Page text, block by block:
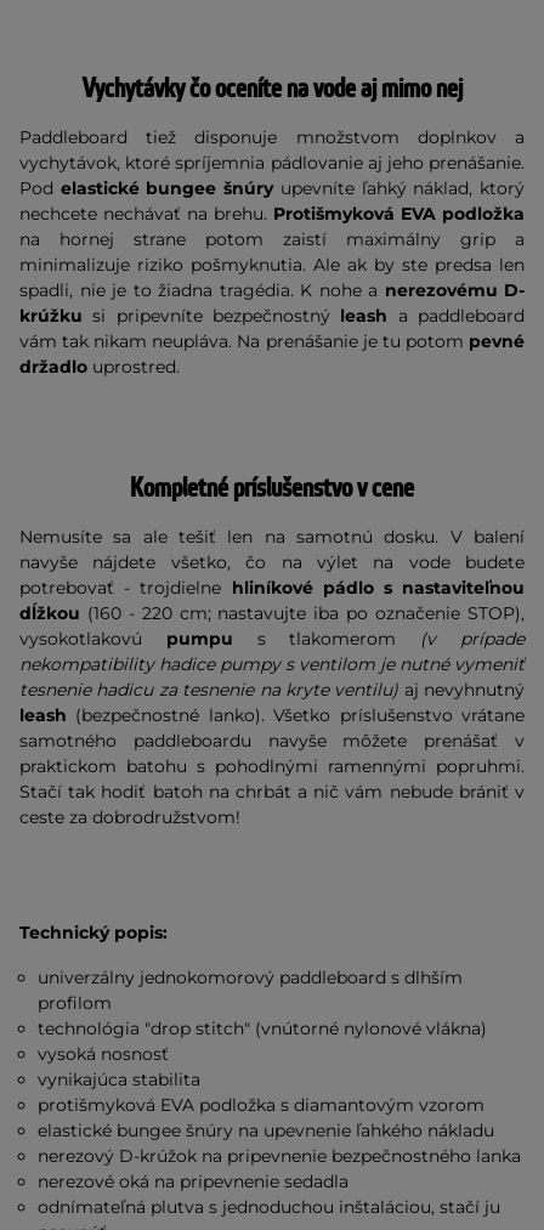
Vychytávky čo oceníte na vode aj mimo nej
Paddleboard tiež disponuje množstvom doplnkov a
vychytávok, ktoré spríjemnia pádlovanie aj jeho prenášanie.
Pod elastické bungee šnúryupevníte ľahký náklad, ktorý
nechcete nechávať na brehu. Protišmyková EVA podložka
na hornej strane potom zaistí maximálny grip a
minimalizuje riziko pošmyknutia. Ale ak by ste predsa len
spadli, nie je to žiadna tragédia. K nohe a nerezovému D-
krúžku si pripevníte bezpečnostný leash a paddleboard
vám tak nikam neupláva. Na prenášanie je tu potom pevné
držadlo uprostred.
Kompletné príslušenstvo v cene
Nemusíte sa ale tešiť len na samotnú dosku. V balení
navyše nájdete všetko, čo na výlet na vode budete
potrebovať - trojdielne hliníkové pádlo s nastaviteľnou
dĺžkou (160 - 220 cm; nastavujte iba po označenie STOP),
vysokotlakovú pumpu s tlakomerom (v prípade
nekompatibility hadice pumpy s ventilom je nutné vymeniť
tesnenie hadicu za tesnenie na kryte ventilu) aj nevyhnutný
leash (bezpečnostné lanko). Všetko príslušenstvo vrátane
samotného paddleboardu navyše môžete prenášať v
praktickom batohu s pohodlnými ramennými popruhmi.
Stačí tak hodiť batoh na chrbát a nič vám nebude brániť v
ceste za dobrodružstvom!
Technický popis:
univerzálny jednokomorový paddleboard s dlhším
profilom
technológia "drop stitch" (vnútorné nylonové vlákna)
vysoká nosnosť
vynikajúca stabilita
protišmyková EVA podložka s diamantovým vzorom
elastické bungee šnúry na upevnenie ľahkého nákladu
nerezový D-krúžok na pripevnenie bezpečnostného lanka
nerezové oká na pripevnenie sedadla
odnímateľná plutva s jednoduchou inštaláciou, stačí ju